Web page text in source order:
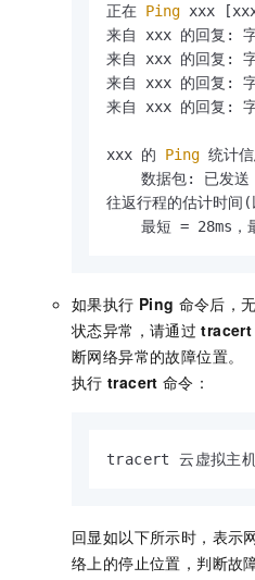
正在 Ping xxx
来自 xxx 的回复: 字
来自 xxx 的回复: 字
来自 xxx 的回复: 字
来自 xxx 的回复: 字
xxx 的 Ping 统计
数据包: 已发
往返行程的估计时间
最短 = 28ms，
如果执行 Ping 命令后，
状态异常，请通过 tracert
断网络异常的故障位置。
执行 tracert 命令：
tracert 云虚拟主机
回显如以下所示时，表示
络上的停止位置，判断故